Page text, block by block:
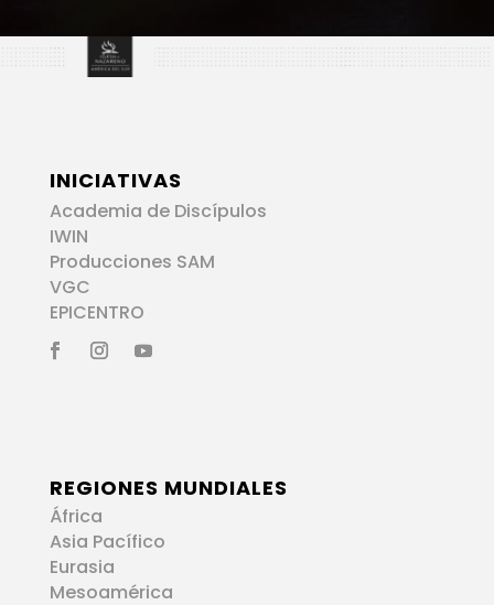
INICIATIVAS
Academia de Discípulos
IWIN
Producciones SAM
VGC
EPICENTRO
REGIONES MUNDIALES
África
Asia Pacífico
Eurasia
Mesoamérica